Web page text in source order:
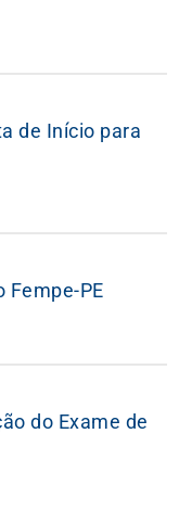
de Início para
Fempe-PE
do Exame de